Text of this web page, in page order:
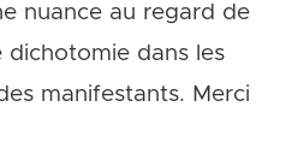
nuance au regard de
dichotomie dans les
manifestants. Merci